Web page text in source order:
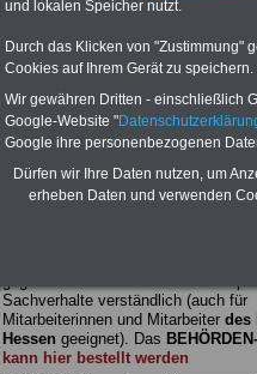
neues
BEHÖRDEN-ABO
mit drei
25,00 Euro: Wissenswertes für
Sachverhalte verständlich (auch für
Mitarbeiterinnen und Mitarbeiter des
Hessen geeignet). Das
kann hier bestellt werden
und lokalen Speicher nutzt.
Durch das Klicken von "Zustimmung"
Cookies auf Ihrem Gerät zu speichern.
Wir gewähren Dritten - einschließlich
Google-Website "
Google ihre personenbezogenen
Dürfen wir Ihre Daten nutzen, um
erheben Daten und verwenden